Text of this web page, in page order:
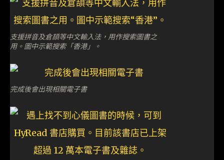
支援拼音及倉頡等中文輸入法，用作搜索圖書之
用。圖中示範搜索「香港」。
完成後會出現相關電子書